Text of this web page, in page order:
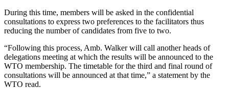
During this time, members will be asked in the confidential
consultations to express two preferences to the facilitators thus
reducing the number of candidates from five to two.
“Following this process, Amb. Walker will call another heads of
delegations meeting at which the results will be announced to the
WTO membership. The timetable for the third and final round of
consultations will be announced at that time,” a statement by the
WTO read.